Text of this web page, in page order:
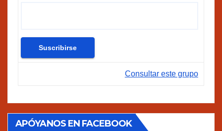
Consultar este grupo
APÓYANOS EN FACEBOOK